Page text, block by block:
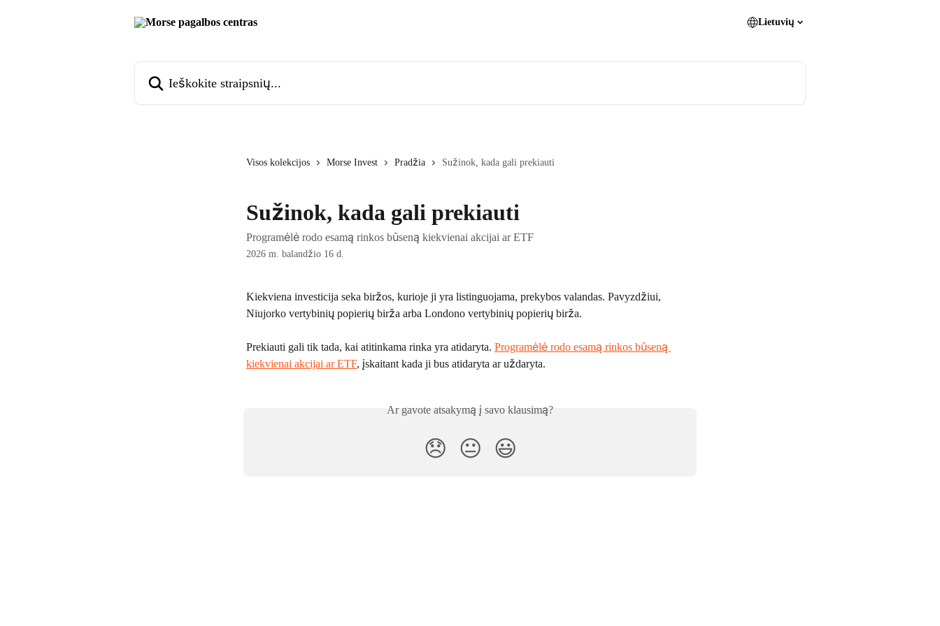
Lietuvių
Visos kolekcijos Morse Invest Pradžia Sužinok, kada gali prekiauti
Sužinok, kada gali prekiauti
Programėlė rodo esamą rinkos būseną kiekvienai akcijai ar ETF
2026 m. balandžio 16 d.
Kiekviena investicija seka biržos, kurioje ji yra listinguojama, prekybos valandas. Pavyzdžiui,
Niujorko vertybinių popierių birža arba Londono vertybinių popierių birža.
Prekiauti gali tik tada, kai atitinkama rinka yra atidaryta. Programėlė rodo esamą rinkos būseną
kiekvienai akcijai ar ETF, įskaitant kada ji bus atidaryta ar uždaryta.
Ar gavote atsakymą į savo klausimą?
😞 😐 😃